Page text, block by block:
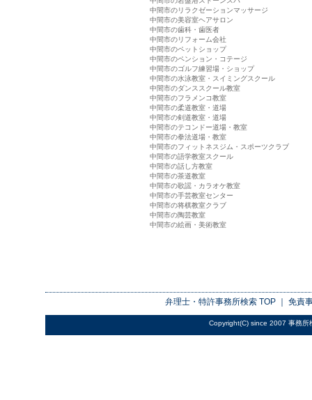
中間市のリラクゼーションマッサージ
中間市の美容室ヘアサロン
中間市の歯科・歯医者
中間市のリフォーム会社
中間市のペットショップ
中間市のペンション・コテージ
中間市のゴルフ練習場・ショップ
中間市の水泳教室・スイミングスクール
中間市のダンススクール教室
中間市のフラメンコ教室
中間市の柔道教室・道場
中間市の剣道教室・道場
中間市のテコンドー道場・教室
中間市の拳法道場・教室
中間市のフィットネスジム・スポーツクラブ
中間市の語学教室スクール
中間市の話し方教室
中間市の茶道教室
中間市の歌謡・カラオケ教室
中間市の手芸教室センター
中間市の将棋教室クラブ
中間市の陶芸教室
中間市の絵画・美術教室
弁理士・特許事務所検索TOP ｜ 免責
Copyright(C) since 2007 事務所